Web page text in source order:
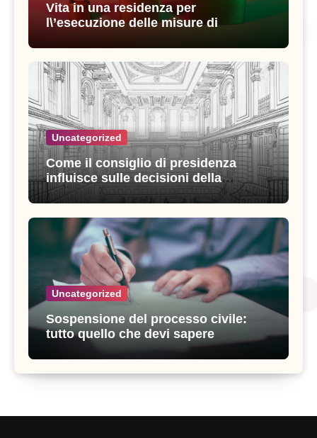
Vita in una residenza per
l\’esecuzione delle misure di
Uncategorized
Come il consiglio di presidenza
influisce sulle decisioni della
giustizia amministrativa
Uncategorized
Sospensione del processo civile:
tutto quello che devi sapere